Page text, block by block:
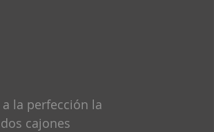
la perfección la
cajones